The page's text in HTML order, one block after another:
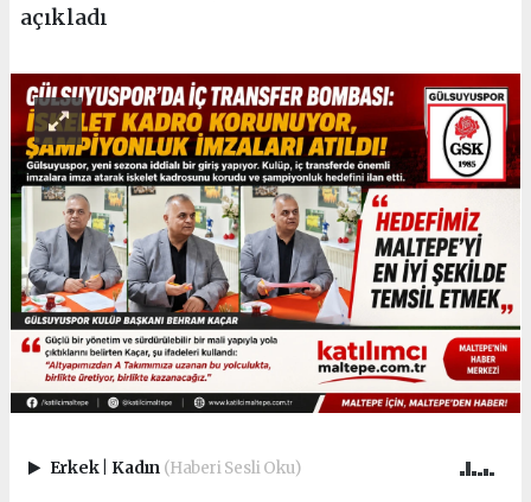
açıkladı
Erkek Kadın (Haberi Sesli Oku)